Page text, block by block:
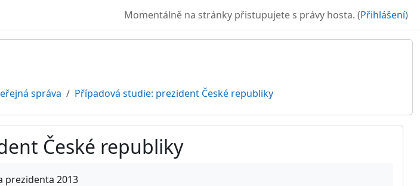
Momentálně na stránky přistupujete s právy hosta. (Přihlášení)
správa Případová studie: prezident České republiky
České republiky
prezidenta 2013